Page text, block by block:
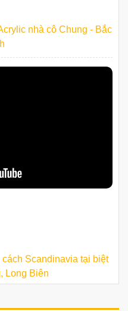
nhà cô Chung - Bắc
Scandinavia tại biệt
Long Biên